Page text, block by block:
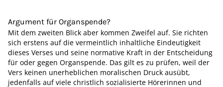
Argument für Organspende?
Mit dem zweiten Blick aber kommen Zweifel auf. Sie richten
sich erstens auf die vermeintlich inhaltliche Eindeutigkeit
dieses Verses und seine normative Kraft in der Entscheidung
für oder gegen Organspende. Das gilt es zu prüfen, weil der
Vers keinen unerheblichen moralischen Druck ausübt,
jedenfalls auf viele christlich sozialisierte Hörerinnen und